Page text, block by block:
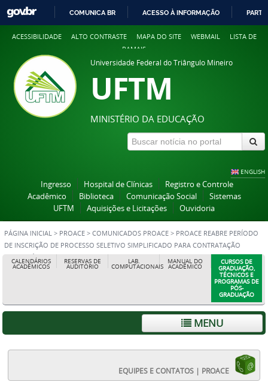
COMUNICA BR ACESSO À INFORMAÇÃO
ACESSIBILIDADE ALTO CONTRASTE MAPA DO SITE WEBMAIL
LISTA DE
RAMAIS
Universidade Federal do Triângulo Mineiro
UFTM
MINISTÉRIO DA EDUCAÇÃO
ENGLISH
Ingresso Hospital de Clínicas
Registro e Controle
Acadêmico
Biblioteca Comunicação Social
Sistemas
UFTM
Aquisições e Licitações Ouvidoria
PÁGINA INICIAL > PROACE > COMUNICADOS PROACE > PROACE REABRE PERÍODO
DE INSCRIÇÃO DE PROCESSO SELETIVO SIMPLIFICADO PARA CONTRATAÇÃO
TEMPORÁRIA DE PROFESSOR (IELACHS/2022)
CALENDÁRIOS
ACADÊMICOS
RESERVAS DE
AUDITÓRIO
LAB.
COMPUTACIONAIS
MANUAL DO
ACADÊMICO
CURSOS DE
GRADUAÇÃO,
TÉCNICOS E
PROGRAMAS DE
PÓS-
GRADUAÇÃO
MENU
EQUIPES E CONTATOS | PROACE